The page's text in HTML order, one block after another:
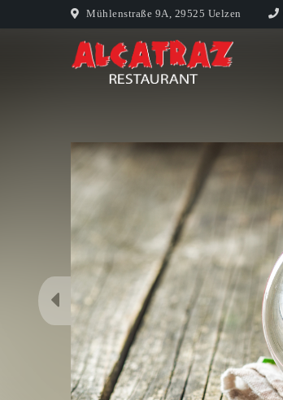
Mühlenstraße 9A, 29525 Uelzen